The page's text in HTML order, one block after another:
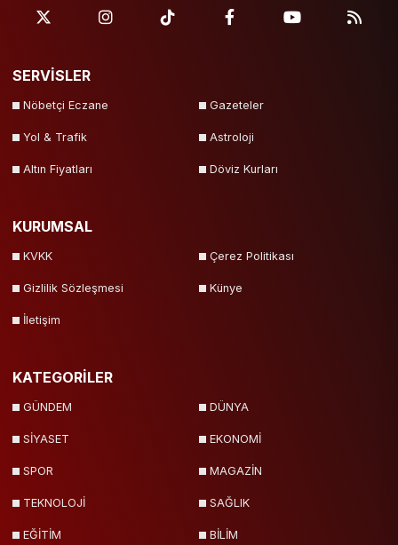
SERVİSLER
Nöbetçi Eczane Gazeteler
Yol & Trafik Astroloji
Altın Fiyatları Döviz Kurları
KURUMSAL
KVKK Çerez Politikası
Gizlilik Sözleşmesi Künye
İletişim
KATEGORİLER
GÜNDEM DÜNYA
SİYASET EKONOMİ
SPOR MAGAZİN
TEKNOLOJİ SAĞLIK
EĞİTİM BİLİM